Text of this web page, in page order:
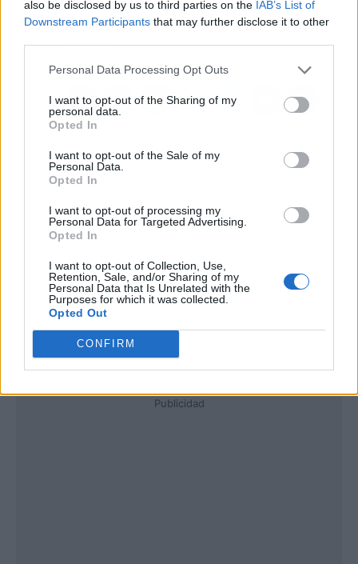
also be disclosed by us to third parties on the IAB’s List of
Downstream Participants that may further disclose it to other
Personal Data Processing Opt Outs
I want to opt-out of the Sharing of my
personal data.
Opted In
I want to opt-out of the Sale of my
Personal Data.
Opted In
I want to opt-out of processing my
Personal Data for Targeted Advertising.
Opted In
I want to opt-out of Collection, Use,
Retention, Sale, and/or Sharing of my
Personal Data that Is Unrelated with the
Purposes for which it was collected.
Opted Out
CONFIRM
para afrontar la
transformación del
€)
Publicidad